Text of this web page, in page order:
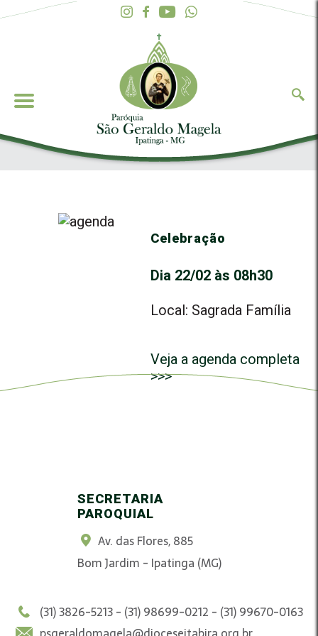
Celebração
Dia 22/02 às 08h30
Local: Sagrada Família
Veja a agenda completa
>>>
SECRETARIA
PAROQUIAL
Av. das Flores, 885
Bom Jardim - Ipatinga (MG)
(31) 3826-5213 - (31) 98699-0212 - (31) 99670-0163